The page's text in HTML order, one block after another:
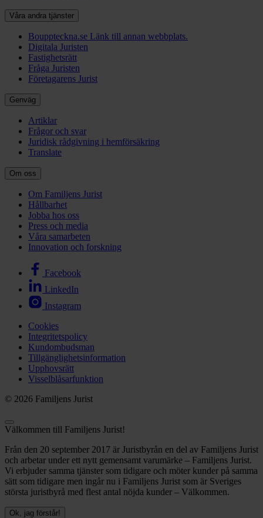
Våra andra tjänster
Bouppteckna.se Länk till annan webbplats.
Digitala Juristen
Fastighetsrätt
Fråga Juristen
Företagarens Jurist
Genväg
Artiklar
Frågor och svar
Juridisk rådgivning i hemförsäkring
Translate
Om oss
Om Familjens Jurist
Hållbarhet
Jobba hos oss
Press och media
Våra samarbeten
Innovation och forskning
Facebook
LinkedIn
Instagram
Cookies
Integritetspolicy
Kundombudsman
Tillgänglighetsinformation
Upphovsrätt
Visselblåsarfunktion
© 2026 Familjens Jurist
Välkommen till Familjens Jurist!
Från den 20 september 2017 är Juristbyrån en del av Familjens Jurist
och arbetar under ett nytt gemensamt varumärke – Familjens Jurist.
Vi erbjuder samma tjänster som tidigare och möter kunder på samma
sätt som tidigare men ingår nu i Familjens Jurist som är Sveriges
största juristbyrå med flest antal nöjda kunder – Välkommen.
Ok, jag förstår!